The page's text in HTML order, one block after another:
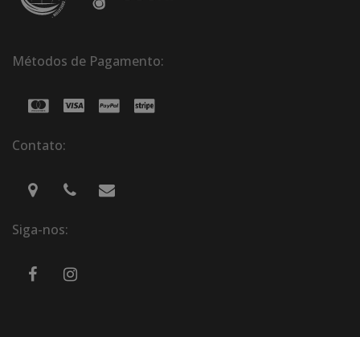
Métodos de Pagamento:
Contato:
Siga-nos: